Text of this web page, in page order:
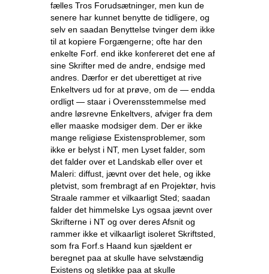
fælles Tros Forudsætninger, men kun de
senere har kunnet benytte de tidligere, og
selv en saadan Benyttelse tvinger dem ikke
til at kopiere Forgængerne; ofte har den
enkelte Forf. end ikke konfereret det ene af
sine Skrifter med de andre, endsige med
andres. Dærfor er det uberettiget at rive
Enkeltvers ud for at prøve, om de — endda
ordligt — staar i Overensstemmelse med
andre løsrevne Enkeltvers, afviger fra dem
eller maaske modsiger dem. Der er ikke
mange religiøse Existensproblemer, som
ikke er belyst i NT, men Lyset falder, som
det falder over et Landskab eller over et
Maleri: diffust, jævnt over det hele, og ikke
pletvist, som frembragt af en Projektør, hvis
Straale rammer et vilkaarligt Sted; saadan
falder det himmelske Lys ogsaa jævnt over
Skrifterne i NT og over deres Afsnit og
rammer ikke et vilkaarligt isoleret Skriftsted,
som fra Forf.s Haand kun sjældent er
beregnet paa at skulle have selvstændig
Existens og sletikke paa at skulle